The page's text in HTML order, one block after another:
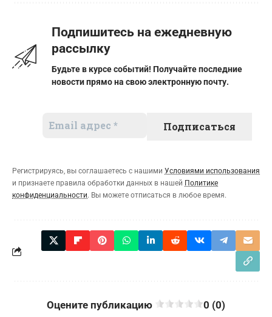
Подпишитесь на ежедневную
рассылку
Будьте в курсе событий! Получайте последние
новости прямо на свою электронную почту.
Регистрируясь, вы соглашаетесь с нашими Условиями использования
и признаете правила обработки данных в нашей Политике
конфиденциальности. Вы можете отписаться в любое время.
Оцените публикацию 0 (0)